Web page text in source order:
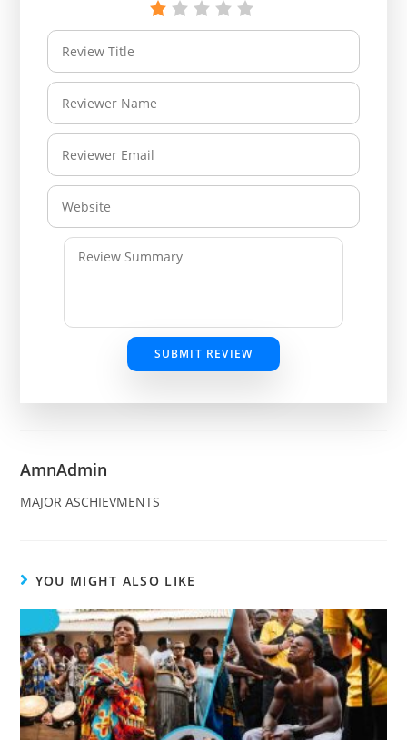
SUBMIT REVIEW
AmnAdmin
MAJOR ASCHIEVMENTS
YOU MIGHT ALSO LIKE